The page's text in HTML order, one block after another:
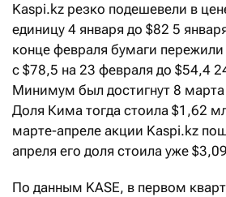
Kaspi.kz резко подешевели в
единицу 4 января до $82 5
конце февраля бумаги
с $78,5 на 23 февраля до $54,4
Минимум был достигнут 8
Доля Кима тогда стоила $1,62
марте-­апреле акции Kaspi.kz
апреля его доля стоила уже
По данным KASE, в первом